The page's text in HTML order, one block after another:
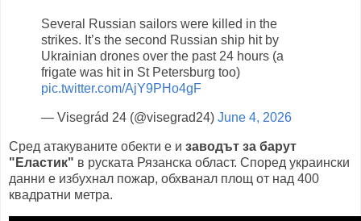
Several Russian sailors were killed in the
strikes. It’s the second Russian ship hit by
Ukrainian drones over the past 24 hours (a
frigate was hit in St Petersburg too)
pic.twitter.com/AjY9PHo4gF
— Visegrád 24 (@visegrad24) June 4, 2026
Сред атакуваните обекти е и заводът за барут
"Еластик" в руската Рязанска област. Според украински
данни е избухнал пожар, обхванал площ от над 400
квадратни метра.